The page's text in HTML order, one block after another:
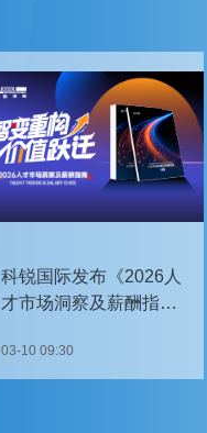
科锐国际发布《2026人
才市场洞察及薪酬指
03-10 09:30